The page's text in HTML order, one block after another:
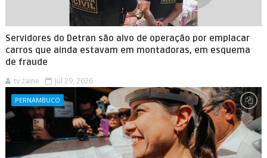
Servidores do Detran são alvo de operação por emplacar
carros que ainda estavam em montadoras, em esquema
de fraude
tv zaine Jul 29, 2026
PERNAMBUCO